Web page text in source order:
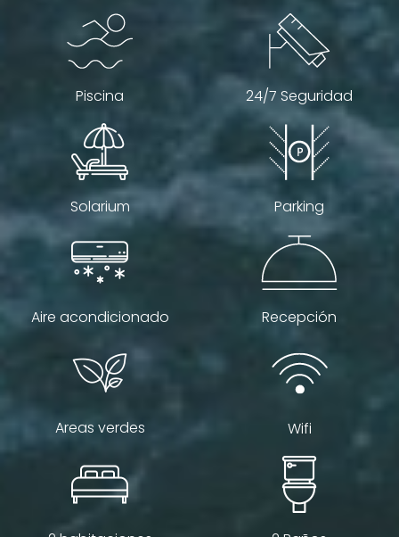
Piscina 24/7 Seguridad
Solarium Parking
Aire acondicionado Recepción
Areas verdes Wifi